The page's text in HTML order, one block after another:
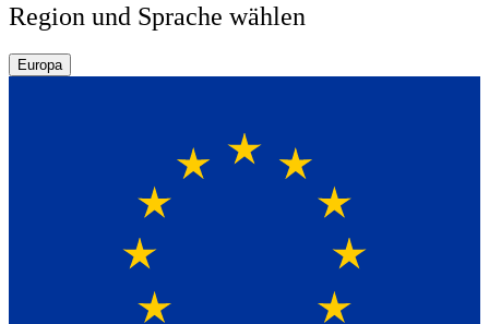
Region und Sprache wählen
Europa